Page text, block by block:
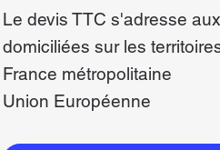
Le devis TTC s'adresse
domiciliées sur les
France métropolitaine
Union Européenne